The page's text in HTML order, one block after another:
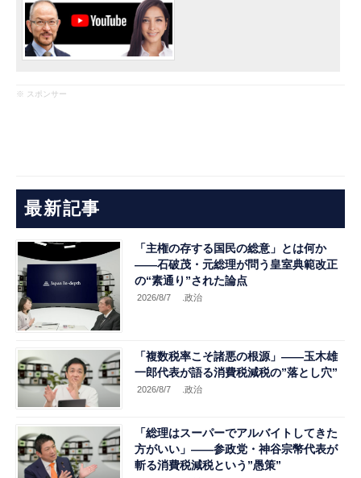
※ スポンサー
最新記事
「主権の存する国民の総意」とは何か
――石破茂・元総理が問う皇室典範改正
の“素通り”された論点
2026/8/7 .政治
「複数税率こそ諸悪の根源」――玉木雄
一郎代表が語る消費税減税の”落とし穴”
2026/8/7 .政治
「総理はスーパーでアルバイトしてきた
方がいい」――参政党・神谷宗幣代表が
斬る消費税減税という”愚策”